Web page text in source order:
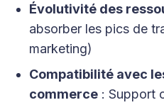
Évolutivité des
absorber les pics de
marketing)
Compatibilité avec
commerce: Support